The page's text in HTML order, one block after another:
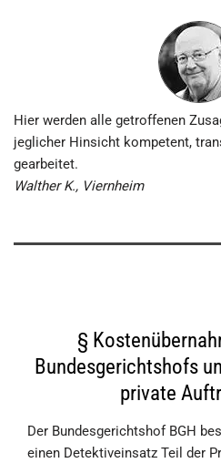
Hier werden alle getroffenen
jeglicher Hinsicht kompetent,
gearbeitet.
Walther K., Viernheim
§
Bundesgerichtshofs
private
Der Bundesgerichtshof BGH
einen Detektiveinsatz Teil der